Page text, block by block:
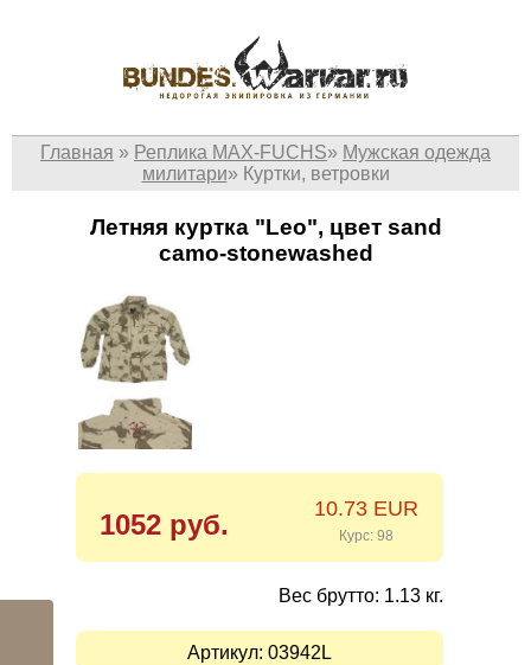
Главная » Реплика MAX-FUCHS» Мужская одежда
милитари» Куртки, ветровки
Летняя куртка "Leo", цвет sand
camo-stonewashed
1052 руб. 10.73 EUR
Курс: 98
Вес брутто: 1.13 кг.
Артикул: 03942L